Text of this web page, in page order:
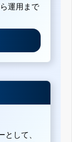
運用まで
して、